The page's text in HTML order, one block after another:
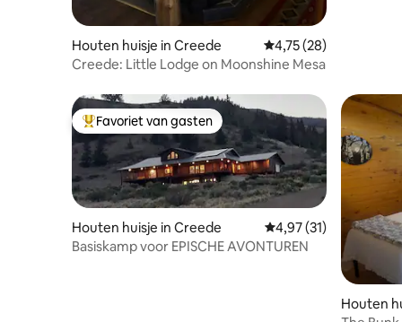
tot de stad en buitenrecreatie van
wereldklasse (wandelen, vissen, jagen, 4-
wielers, skiën/snowboarden,
sneeuwscooteren en meer), en je hebt
de perfecte plek!
Houten huisje in Creede Gemiddelde
4,75 (28)
Creede: Little Lodge on Moonshine Mesa
Topfavoriet van gasten
Favoriet van gasten
Houten huisje in Creede Gemiddelde
4,97 (31)
Basiskamp voor EPISCHE AVONTUREN
Houten